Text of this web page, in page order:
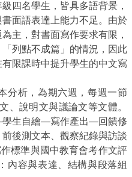
四名學生，皆具多語背景，
面語表達上能力不足。由於
主，對書面寫作要求有限，
列點不成篇」的情況，因此
限課時中提升學生的中文寫
析，為期六週，每週一節
、說明文與議論文等文體。
學生自繪—寫作產出—回饋修
後測文本、觀察紀錄與訪談
標準與國中教育會考作文評
內容與表達、結構與段落組